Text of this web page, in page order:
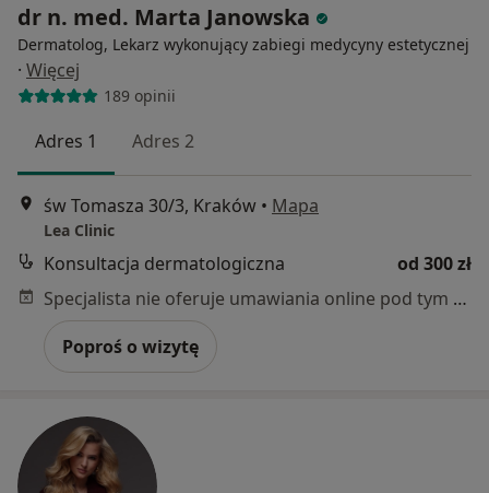
dr n. med. Marta Janowska
Dermatolog, Lekarz wykonujący zabiegi medycyny estetycznej
· Więcej
189 opinii
Adres 1 Adres 2
św Tomasza 30/3, Kraków • Mapa
Lea Clinic
Konsultacja dermatologiczna
od 300 zł
Specjalista nie oferuje umawiania online pod tym adresem.
Poproś o wizytę